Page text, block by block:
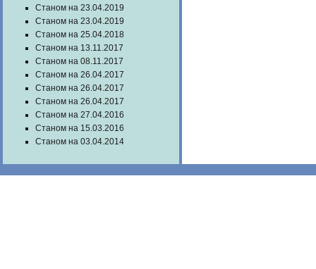
Станом на 23.04.2019
Станом на 23.04.2019
Станом на 25.04.2018
Станом на 13.11.2017
Станом на 08.11.2017
Станом на 26.04.2017
Станом на 26.04.2017
Станом на 26.04.2017
Станом на 27.04.2016
Станом на 15.03.2016
Станом на 03.04.2014